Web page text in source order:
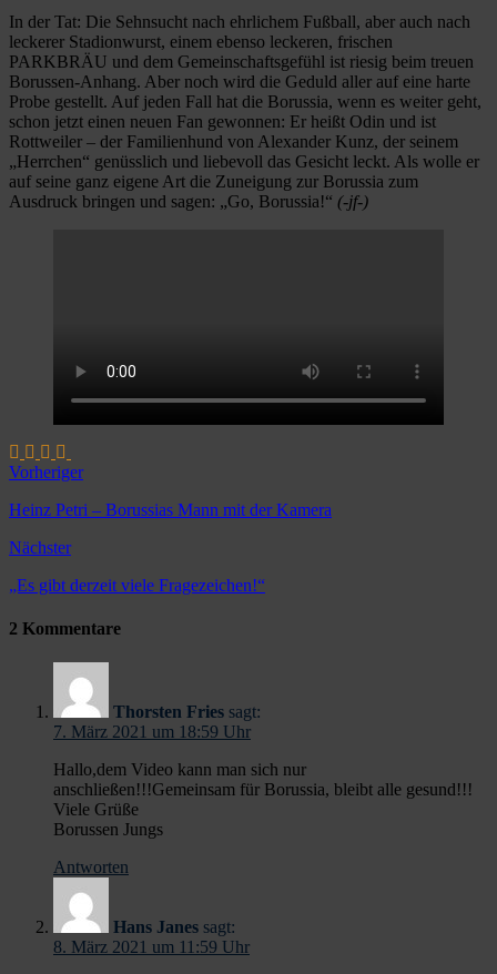
In der Tat: Die Sehnsucht nach ehrlichem Fußball, aber auch nach
leckerer Stadionwurst, einem ebenso leckeren, frischen
PARKBRÄU und dem Gemeinschaftsgefühl ist riesig beim treuen
Borussen-Anhang. Aber noch wird die Geduld aller auf eine harte
Probe gestellt. Auf jeden Fall hat die Borussia, wenn es weiter geht,
schon jetzt einen neuen Fan gewonnen: Er heißt Odin und ist
Rottweiler – der Familienhund von Alexander Kunz, der seinem
„Herrchen“ genüsslich und liebevoll das Gesicht leckt. Als wolle er
auf seine ganz eigene Art die Zuneigung zur Borussia zum
Ausdruck bringen und sagen: „Go, Borussia!“ (-jf-)
Vorheriger
Heinz Petri – Borussias Mann mit der Kamera
Nächster
„Es gibt derzeit viele Fragezeichen!“
2 Kommentare
Thorsten Fries sagt:
7. März 2021 um 18:59 Uhr
Hallo,dem Video kann man sich nur
anschließen!!!Gemeinsam für Borussia, bleibt alle gesund!!!
Viele Grüße
Borussen Jungs
Antworten
Hans Janes sagt:
8. März 2021 um 11:59 Uhr